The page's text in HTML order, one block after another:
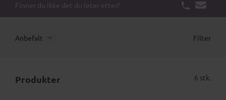
Finner du ikke det du leter etter?
Anbefalt Filter
Produkter 6 stk.